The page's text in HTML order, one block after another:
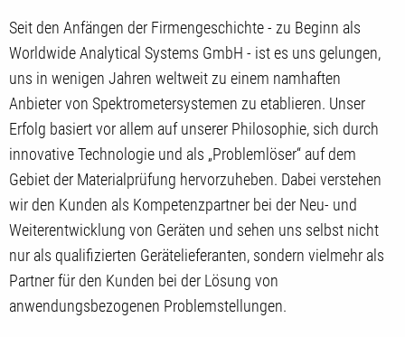
Seit den Anfängen der Firmengeschichte - zu Beginn als
Worldwide Analytical Systems GmbH - ist es uns gelungen,
uns in wenigen Jahren weltweit zu einem namhaften
Anbieter von Spektrometersystemen zu etablieren. Unser
Erfolg basiert vor allem auf unserer Philosophie, sich durch
innovative Technologie und als „Problemlöser“ auf dem
Gebiet der Materialprüfung hervorzuheben. Dabei verstehen
wir den Kunden als Kompetenzpartner bei der Neu- und
Weiterentwicklung von Geräten und sehen uns selbst nicht
nur als qualifizierten Gerätelieferanten, sondern vielmehr als
Partner für den Kunden bei der Lösung von
anwendungsbezogenen Problemstellungen.